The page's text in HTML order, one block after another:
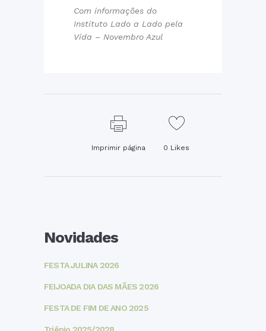
Com informações do
Instituto Lado a Lado pela
Vida – Novembro Azul
Imprimir página 0 Likes
Novidades
FESTA JULINA 2026
FEIJOADA DIA DAS MÃES 2026
FESTA DE FIM DE ANO 2025